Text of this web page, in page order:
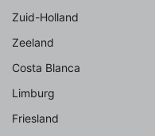
Zuid-Holland
Zeeland
Costa Blanca
Limburg
Friesland